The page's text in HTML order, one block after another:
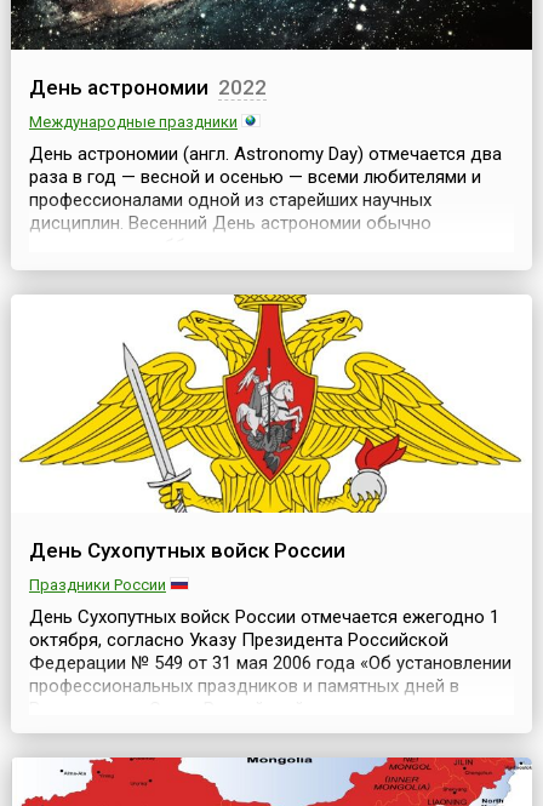
День астрономии 2022
Международные праздники
День астрономии (англ. Astronomy Day) отмечается два
раза в год — весной и осенью — всеми любителями и
профессионалами одной из старейших научных
дисциплин. Весенний День астрономии обычно
середины мая, вблизи или перед 1-й четвертью Луны.
Осенний День астрономии отмечается в период с
середины сентября до середины октября. Неделя с
понедельн...
День Сухопутных войск России
Праздники России
День Сухопутных войск России отмечается ежегодно 1
октября, согласно Указу Президента Российской
Федерации № 549 от 31 мая 2006 года «Об установлении
профессиональных праздников и памятных дней в
Федерации».Сухопутные войска, как вид Вооруженных
Сил Российской Федерации, предназначены для
ведения боевых действий преимущественно на суше. На
всех этапах существования...